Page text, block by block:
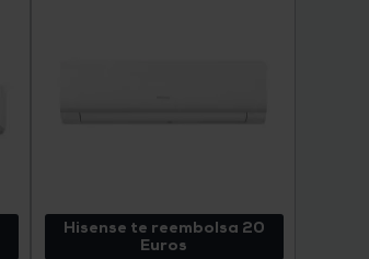
Hisense te reembolsa 20
Euros